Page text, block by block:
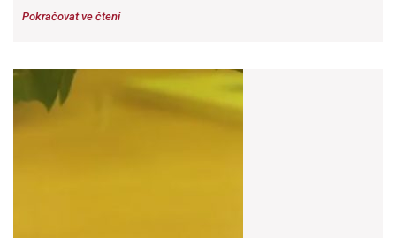
Pokračovat ve čtení